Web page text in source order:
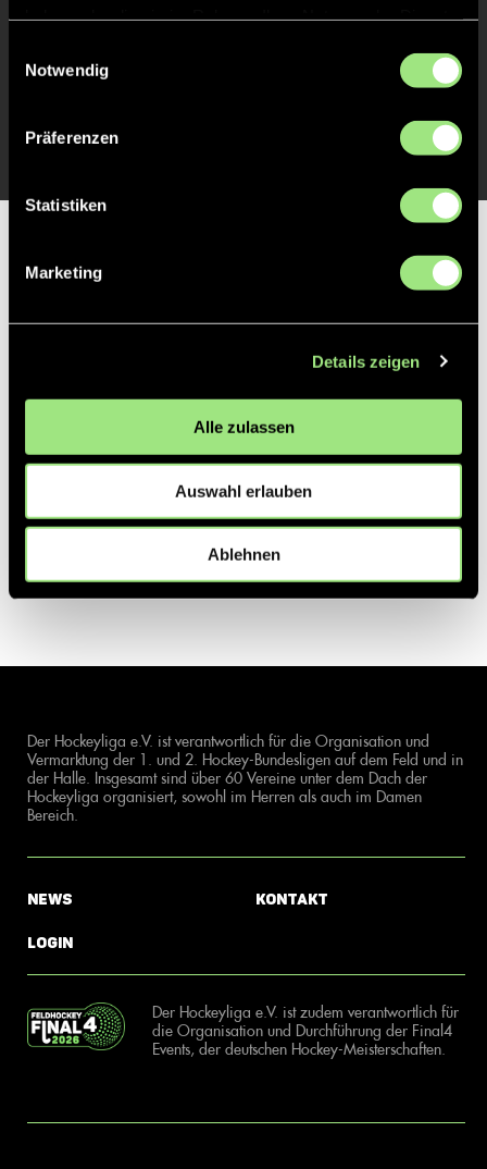
Notwendig
Präferenzen
Statistiken
Marketing
Details zeigen
Alle zulassen
Auswahl erlauben
Ablehnen
Der Hockeyliga e.V. ist verantwortlich für die Organisation und
Vermarktung der 1. und 2. Hockey-Bundesligen auf dem Feld und in
der Halle. Insgesamt sind über 60 Vereine unter dem Dach der
Hockeyliga organisiert, sowohl im Herren als auch im Damen
Bereich.
News
Login
Kontakt
Der Hockeyliga e.V. ist zudem verantwortlich für
die Organisation und Durchführung der Final4
Events, der deutschen Hockey-Meisterschaften.